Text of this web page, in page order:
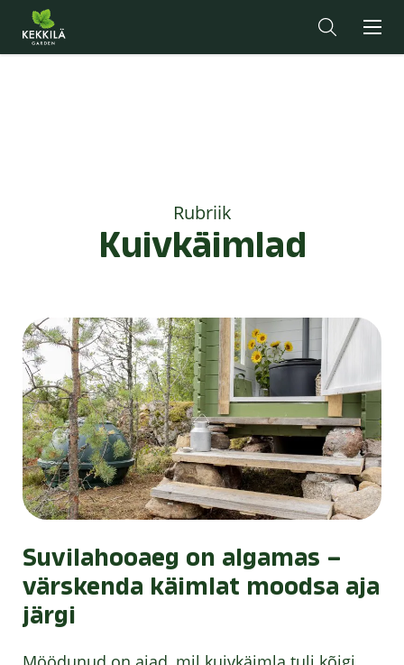
Rubriik
Kuivkäimlad
Suvilahooaeg on algamas –
värskenda käimlat moodsa aja
järgi